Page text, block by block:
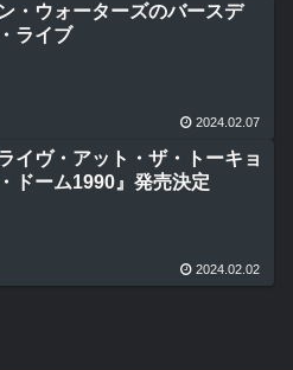
・ウォーターズのバースデ
ライブ
2024.02.07
ライヴ・アット・ザ・トーキョ
ドーム1990』発売決定
2024.02.02